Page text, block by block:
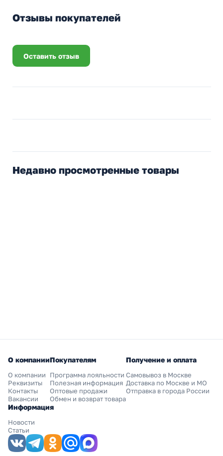
Отзывы покупателей
Оставить отзыв
Недавно просмотренные товары
О компании
О компании
Реквизиты
Контакты
Вакансии
Покупателям
Программа лояльности
Полезная информация
Оптовые продажи
Обмен и возврат товара
Получение и оплата
Самовывоз в Москве
Доставка по Москве и МО
Отправка в города России
Информация
Новости
Статьи